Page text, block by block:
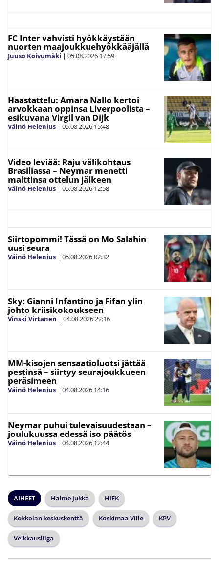
FC Inter vahvisti hyökkäystään
nuorten maajoukkuehyökkääjällä
Juuso Koivumäki | 05.08.2026 17:59
Haastattelu: Amara Nallo kertoi
arvokkaan oppinsa Liverpoolista –
esikuvana Virgil van Dijk
Väinö Helenius | 05.08.2026 15:48
Video leviää: Raju välikohtaus
Brasiliassa – Neymar menetti
malttinsa ottelun jälkeen
Väinö Helenius | 05.08.2026 12:58
Siirtopommi! Tässä on Mo Salahin
uusi seura
Väinö Helenius | 05.08.202602:32
Sky: Gianni Infantino ja Fifan ylin
johto kriisikokoukseen
Vinski Virtanen | 04.08.202622:16
MM-kisojen sensaatioluotsi jättää
pestinsä – siirtyy seurajoukkueen
peräsimeen
Väinö Helenius | 04.08.2026 14:16
Neymar puhui tulevaisuudestaan –
joulukuussa edessä iso päätös
Väinö Helenius | 04.08.2026 12:44
AIHEET Halme Jukka HIFK
Kokkolan keskuskenttä Koskimaa Ville KPV
Veikkausliiga